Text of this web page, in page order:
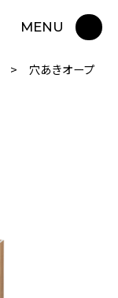
MENU
穴あきオープ